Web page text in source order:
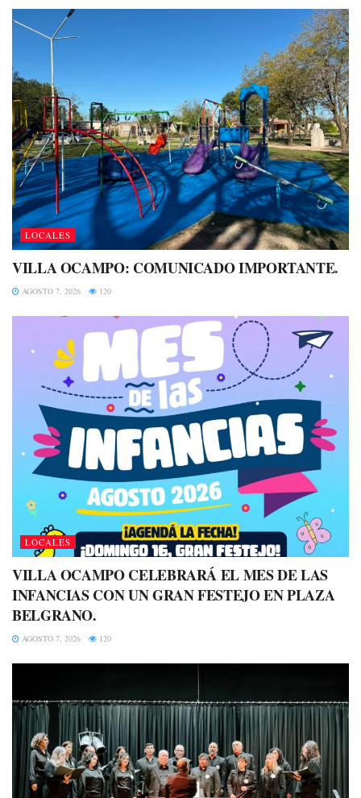
LOCALES
VILLA OCAMPO: COMUNICADO IMPORTANTE.
AGOSTO 7, 2026 120
LOCALES
VILLA OCAMPO CELEBRARÁ EL MES DE LAS
INFANCIAS CON UN GRAN FESTEJO EN PLAZA
BELGRANO.
AGOSTO 7, 2026 120